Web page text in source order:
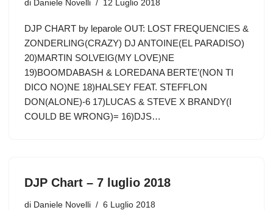
di Daniele Novelli 12 Luglio 2018
DJP CHART by leparole OUT: LOST FREQUENCIES &
ZONDERLING(CRAZY) DJ ANTOINE(EL PARADISO)
20)MARTIN SOLVEIG(MY LOVE)NE
19)BOOMDABASH & LOREDANA BERTE’(NON TI
DICO NO)NE 18)HALSEY FEAT. STEFFLON
DON(ALONE)-6 17)LUCAS & STEVE X BRANDY(I
COULD BE WRONG)= 16)DJS…
DJP Chart – 7 luglio 2018
di Daniele Novelli 6 Luglio 2018